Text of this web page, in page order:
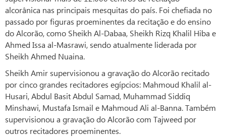
alcorânica nas principais mesquitas do país. Foi chefiada no
passado por figuras proeminentes da recitação e do ensino
do Alcorão, como Sheikh Al-Dabaa, Sheikh Rizq Khalil Hiba e
Ahmed Issa al-Masrawi, sendo atualmente liderada por
Sheikh Ahmed Nuaina.
Sheikh Amir supervisionou a gravação do Alcorão recitado
por cinco grandes recitadores egípcios: Mahmoud Khalil al-
Husari, Abdul Basit Abdul Samad, Muhammad Siddiq
Minshawi, Mustafa Ismail e Mahmoud Ali al-Banna. Também
supervisionou a gravação do Alcorão com Tajweed por
outros recitadores proeminentes.